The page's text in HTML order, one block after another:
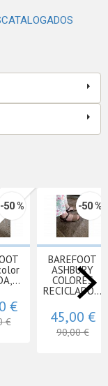
-50 %
€
€
-50 %
BAREFOOT
ASHBURY
COLORES
RECICLADO...
45,00 €
90,00 €